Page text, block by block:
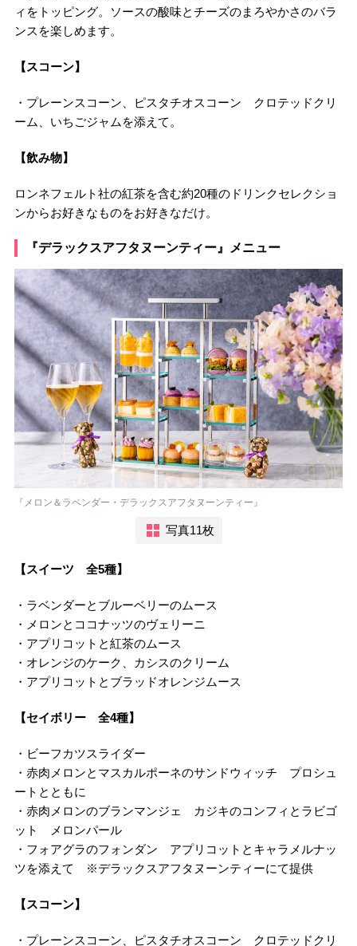
ィをトッピング。ソースの酸味とチーズのまろやかさのバラ
ンスを楽しめます。
【スコーン】
・プレーンスコーン、ピスタチオスコーン クロテッドクリ
ーム、いちごジャムを添えて。
【飲み物】
ロンネフェルト社の紅茶を含む約20種のドリンクセレクショ
ンからお好きなものをお好きなだけ。
『デラックスアフタヌーンティー』メニュー
『メロン＆ラベンダー・デラックスアフタヌーンティー』
写真11枚
【スイーツ 全5種】
・ラベンダーとブルーベリーのムース
・メロンとココナッツのヴェリーニ
・アプリコットと紅茶のムース
・オレンジのケーク、カシスのクリーム
・アプリコットとブラッドオレンジムース
【セイボリー 全4種】
・ビーフカツスライダー
・赤肉メロンとマスカルポーネのサンドウィッチ プロシュ
ートとともに
・赤肉メロンのブランマンジェ カジキのコンフィとラビゴ
ット メロンパール
・フォアグラのフォンダン アプリコットとキャラメルナッ
ツを添えて ※デラックスアフタヌーンティーにて提供
【スコーン】
・プレーンスコーン、ピスタチオスコーン クロテッドクリ